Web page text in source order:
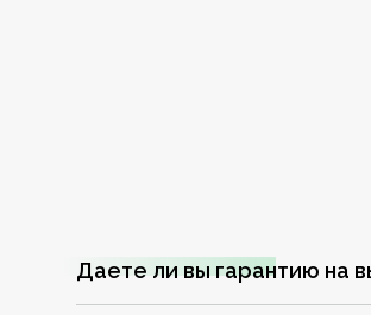
Даете ли вы гарантию на